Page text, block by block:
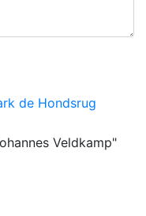
Veldkamp"